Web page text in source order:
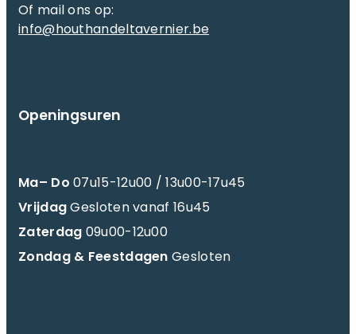
Of mail ons op:
info@houthandeltavernier.be
Openingsuren
Ma– Do 07u15-12u00 / 13u00-17u45
VrijdagGesloten vanaf 16u45
Zaterdag 09u00-12u00
Zondag & Feestdagen Gesloten